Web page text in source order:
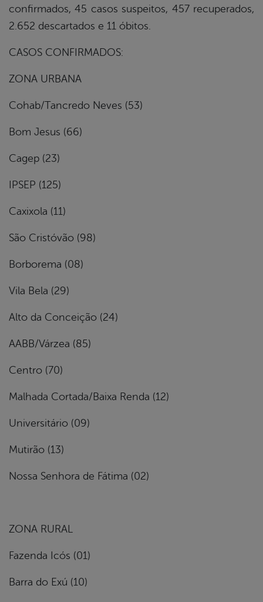
confirmados, 45 casos suspeitos, 457 recuperados,
2.652 descartados e 11 óbitos.
CASOS CONFIRMADOS:
ZONA URBANA
Cohab/Tancredo Neves (53)
Bom Jesus (66)
Cagep (23)
IPSEP (125)
Caxixola (11)
São Cristóvão (98)
Borborema (08)
Vila Bela (29)
Alto da Conceição (24)
AABB/Várzea (85)
Centro (70)
Malhada Cortada/Baixa Renda (12)
Universitário (09)
Mutirão (13)
Nossa Senhora de Fátima (02)
ZONA RURAL
Fazenda Icós (01)
Barra do Exú (10)